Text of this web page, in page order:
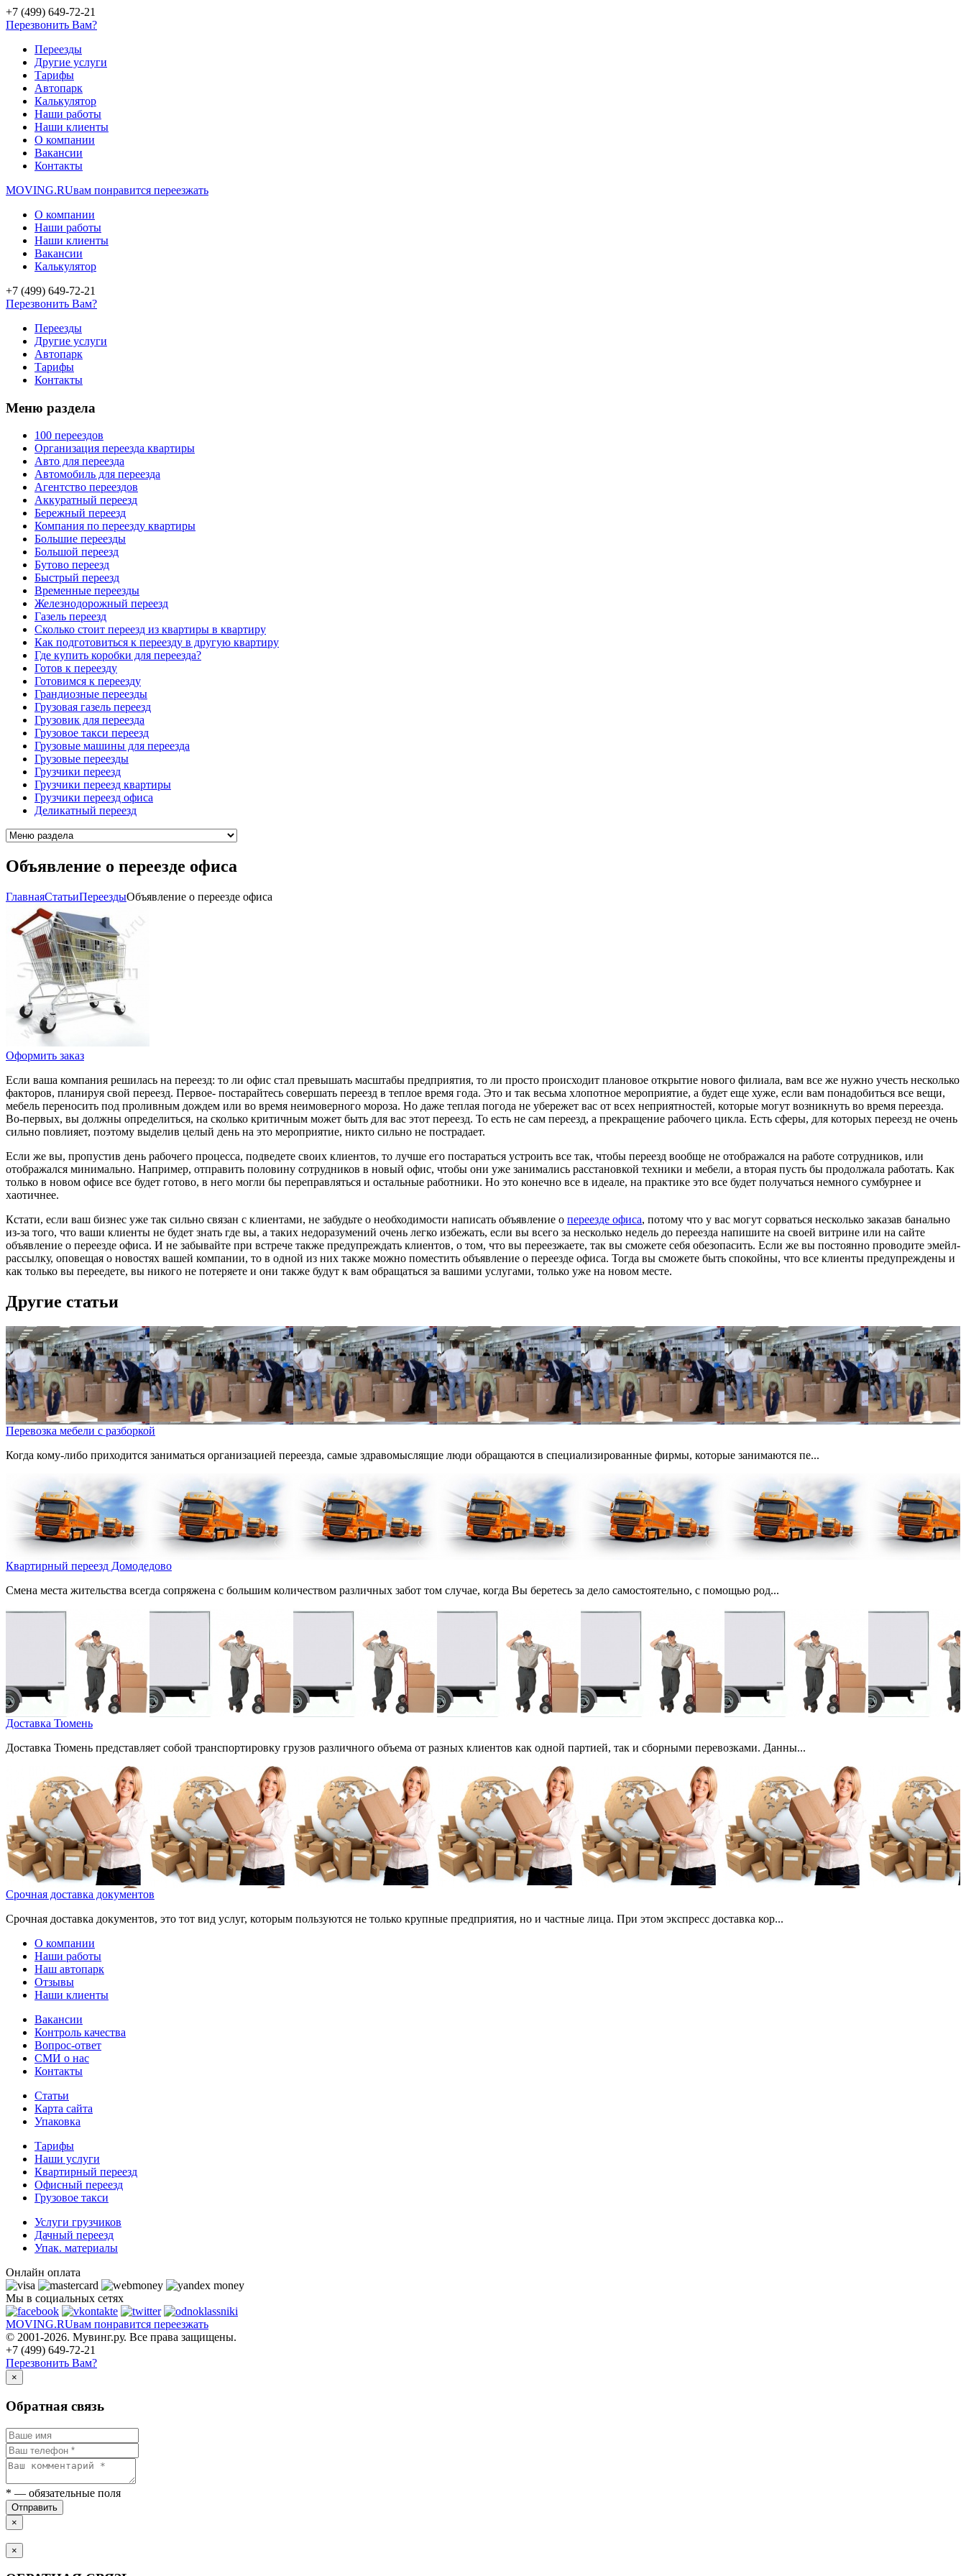
+7 (499) 649-72-21
Перезвонить Вам?
Переезды
Другие услуги
Тарифы
Автопарк
Калькулятор
Наши работы
Наши клиенты
О компании
Вакансии
Контакты
MOVING.RUвам понравится переезжать
О компании
Наши работы
Наши клиенты
Вакансии
Калькулятор
+7 (499) 649-72-21
Перезвонить Вам?
Переезды
Другие услуги
Автопарк
Тарифы
Контакты
Меню раздела
100 переездов
Организация переезда квартиры
Авто для переезда
Автомобиль для переезда
Агентство переездов
Аккуратный переезд
Бережный переезд
Компания по переезду квартиры
Большие переезды
Большой переезд
Бутово переезд
Быстрый переезд
Временные переезды
Железнодорожный переезд
Газель переезд
Сколько стоит переезд из квартиры в квартиру
Как подготовиться к переезду в другую квартиру
Где купить коробки для переезда?
Готов к переезду
Готовимся к переезду
Грандиозные переезды
Грузовая газель переезд
Грузовик для переезда
Грузовое такси переезд
Грузовые машины для переезда
Грузовые переезды
Грузчики переезд
Грузчики переезд квартиры
Грузчики переезд офиса
Деликатный переезд
Объявление о переезде офиса
ГлавнаяCтатьиПереездыОбъявление о переезде офиса
Оформить заказ
Если ваша компания решилась на переезд: то ли офис стал превышать масштабы предприятия, то ли просто происходит плановое открытие нового филиала, вам все же нужно учесть несколько
факторов, планируя свой переезд. Первое- постарайтесь совершать переезд в теплое время года. Это и так весьма хлопотное мероприятие, а будет еще хуже, если вам понадобиться все вещи,
мебель переносить под проливным дождем или во время неимоверного мороза. Но даже теплая погода не убережет вас от всех неприятностей, которые могут возникнуть во время переезда.
Во-первых, вы должны определиться, на сколько критичным может быть для вас этот переезд. То есть не сам переезд, а прекращение рабочего цикла. Есть сферы, для которых переезд не очень
сильно повлияет, поэтому выделив целый день на это мероприятие, никто сильно не пострадает.
Если же вы, пропустив день рабочего процесса, подведете своих клиентов, то лучше его постараться устроить все так, чтобы переезд вообще не отображался на работе сотрудников, или
отображался минимально. Например, отправить половину сотрудников в новый офис, чтобы они уже занимались расстановкой техники и мебели, а вторая пусть бы продолжала работать. Как
только в новом офисе все будет готово, в него могли бы переправляться и остальные работники. Но это конечно все в идеале, на практике это все будет получаться немного сумбурнее и
хаотичнее.
Кстати, если ваш бизнес уже так сильно связан с клиентами, не забудьте о необходимости написать объявление о переезде офиса, потому что у вас могут сорваться несколько заказав банально
из-за того, что ваши клиенты не будет знать где вы, а таких недоразумений очень легко избежать, если вы всего за несколько недель до переезда напишите на своей витрине или на сайте
объявление о переезде офиса. И не забывайте при встрече также предупреждать клиентов, о том, что вы переезжаете, так вы сможете себя обезопасить. Если же вы постоянно проводите эмейл-
рассылку, оповещая о новостях вашей компании, то в одной из них также можно поместить объявление о переезде офиса. Тогда вы сможете быть спокойны, что все клиенты предупреждены и
как только вы переедете, вы никого не потеряете и они также будут к вам обращаться за вашими услугами, только уже на новом месте.
Другие статьи
Перевозка мебели с разборкой
Когда кому-либо приходится заниматься организацией переезда, самые здравомыслящие люди обращаются в специализированные фирмы, которые занимаются пе...
Квартирный переезд Домодедово
Смена места жительства всегда сопряжена с большим количеством различных забот том случае, когда Вы беретесь за дело самостоятельно, с помощью род...
Доставка Тюмень
Доставка Тюмень представляет собой транспортировку грузов различного объема от разных клиентов как одной партией, так и сборными перевозками. Данны...
Срочная доставка документов
Срочная доставка документов, это тот вид услуг, которым пользуются не только крупные предприятия, но и частные лица. При этом экспресс доставка кор...
О компании
Наши работы
Наш автопарк
Отзывы
Наши клиенты
Вакансии
Контроль качества
Вопрос-ответ
СМИ о нас
Контакты
Статьи
Карта сайта
Упаковка
Тарифы
Наши услуги
Квартирный переезд
Офисный переезд
Грузовое такси
Услуги грузчиков
Дачный переезд
Упак. материалы
Онлайн оплата
Мы в социальных сетях
MOVING.RUвам понравится переезжать
© 2001-2026. Мувинг.ру. Все права защищены.
+7 (499) 649-72-21
Перезвонить Вам?
×
Обратная связь
* — обязательные поля
Отправить
×
×